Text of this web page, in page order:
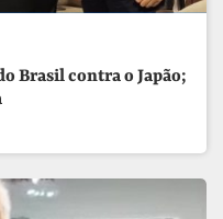
Brasil contra o Japão;